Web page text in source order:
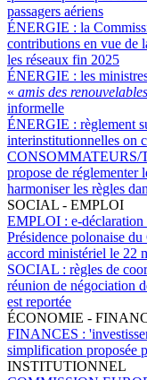
passagers aériens
ÉNERGIE : la
contributions en vue de
les réseaux fin 2025
ÉNERGIE : les
« amis des renouvelables
informelle
ÉNERGIE : règlement
interinstitutionnelles on
CONSOMMATEURS/
propose de réglementer
harmoniser les règles
SOCIAL - EMPLOI
EMPLOI : e-
Présidence polonaise
accord ministériel le 22
SOCIAL : règles de
réunion de négociation
est reportée
ÉCONOMIE -
FINANCES :
simplification proposée
INSTITUTIONNEL